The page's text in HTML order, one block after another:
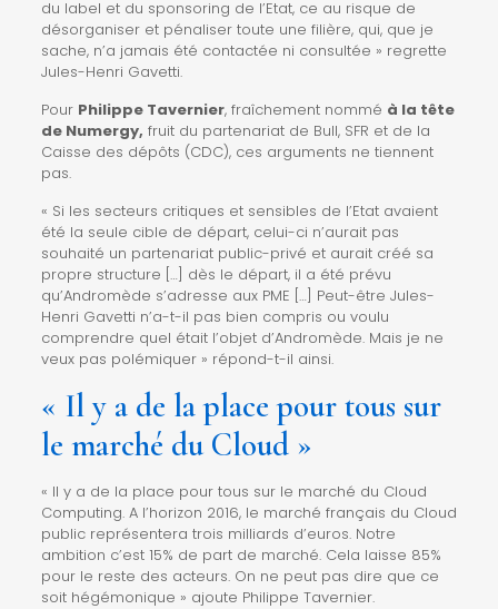
du label et du sponsoring de l’Etat, ce au risque de
désorganiser et pénaliser toute une filière, qui, que je
sache, n’a jamais été contactée ni consultée » regrette
Jules-Henri Gavetti.
Pour Philippe Tavernier, fraîchement nommé à la tête
de Numergy, fruit du partenariat de Bull, SFR et de la
Caisse des dépôts (CDC), ces arguments ne tiennent
pas.
« Si les secteurs critiques et sensibles de l’Etat avaient
été la seule cible de départ, celui-ci n’aurait pas
souhaité un partenariat public-privé et aurait créé sa
propre structure […] dès le départ, il a été prévu
qu’Andromède s’adresse aux PME […] Peut-être Jules-
Henri Gavetti n’a-t-il pas bien compris ou voulu
comprendre quel était l’objet d’Andromède. Mais je ne
veux pas polémiquer » répond-t-il ainsi.
« Il y a de la place pour tous sur
le marché du Cloud »
« Il y a de la place pour tous sur le marché du Cloud
Computing. A l’horizon 2016, le marché français du Cloud
public représentera trois milliards d’euros. Notre
ambition c’est 15% de part de marché. Cela laisse 85%
pour le reste des acteurs. On ne peut pas dire que ce
soit hégémonique » ajoute Philippe Tavernier.